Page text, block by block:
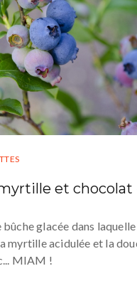
et chocolat
bûche glacée dans
myrtille acidulée et la
MIAM !